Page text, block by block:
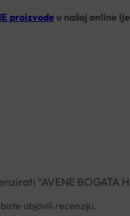
proizvodeu našoj online
“AVENE BOGATA
objavili recenziju.